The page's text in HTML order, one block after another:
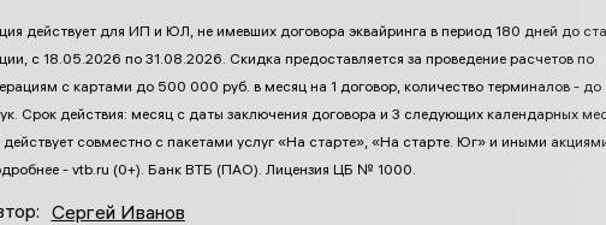
действует для ИП и ЮЛ, не имевших договора эквайринга в период 180 дней до
с 18.05.2026 по 31.08.2026. Скидка предоставляется за проведение расчетов по
с картами до 500 000 руб. в месяц на 1 договор, количество терминалов - до
Срок действия: месяц с даты заключения договора и 3 следующих календарных
совместно с пакетами услуг «На старте», «На старте. Юг» и иными
- vtb.ru (0+). Банк ВТБ (ПАО). Лицензия ЦБ № 1000.
Сергей Иванов